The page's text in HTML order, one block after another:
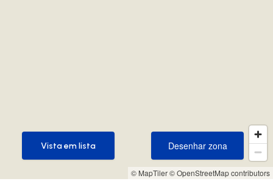
© MapTiler© OpenStreetMap contributors
Desenhar zona
Desenhar zona
Vista em lista
Vista em lista